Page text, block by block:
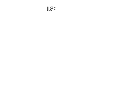
และ